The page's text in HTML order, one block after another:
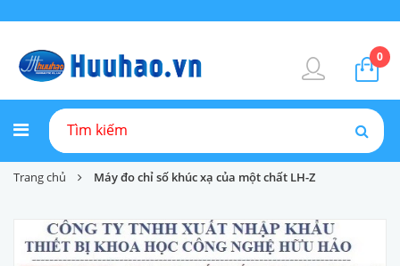
0
Trang chủ Máy đo chỉ số khúc xạ của một chất LH-Z